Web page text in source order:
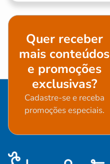
Quer receber
mais conteúdos
e promoções
exclusivas?
Cadastre-se e receba
promoções especiais.